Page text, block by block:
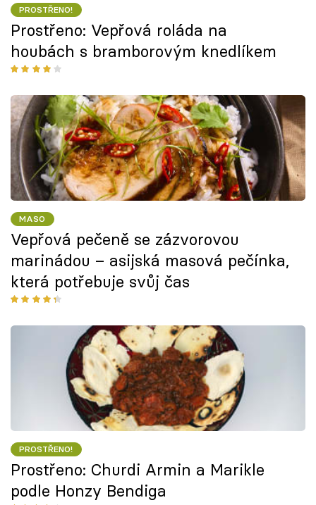
PROSTŘENO!
Prostřeno: Vepřová roláda na
houbách s bramborovým knedlíkem
MASO
Vepřová pečeně se zázvorovou
marinádou – asijská masová pečínka,
která potřebuje svůj čas
PROSTŘENO!
Prostřeno: Churdi Armin a Marikle
podle Honzy Bendiga